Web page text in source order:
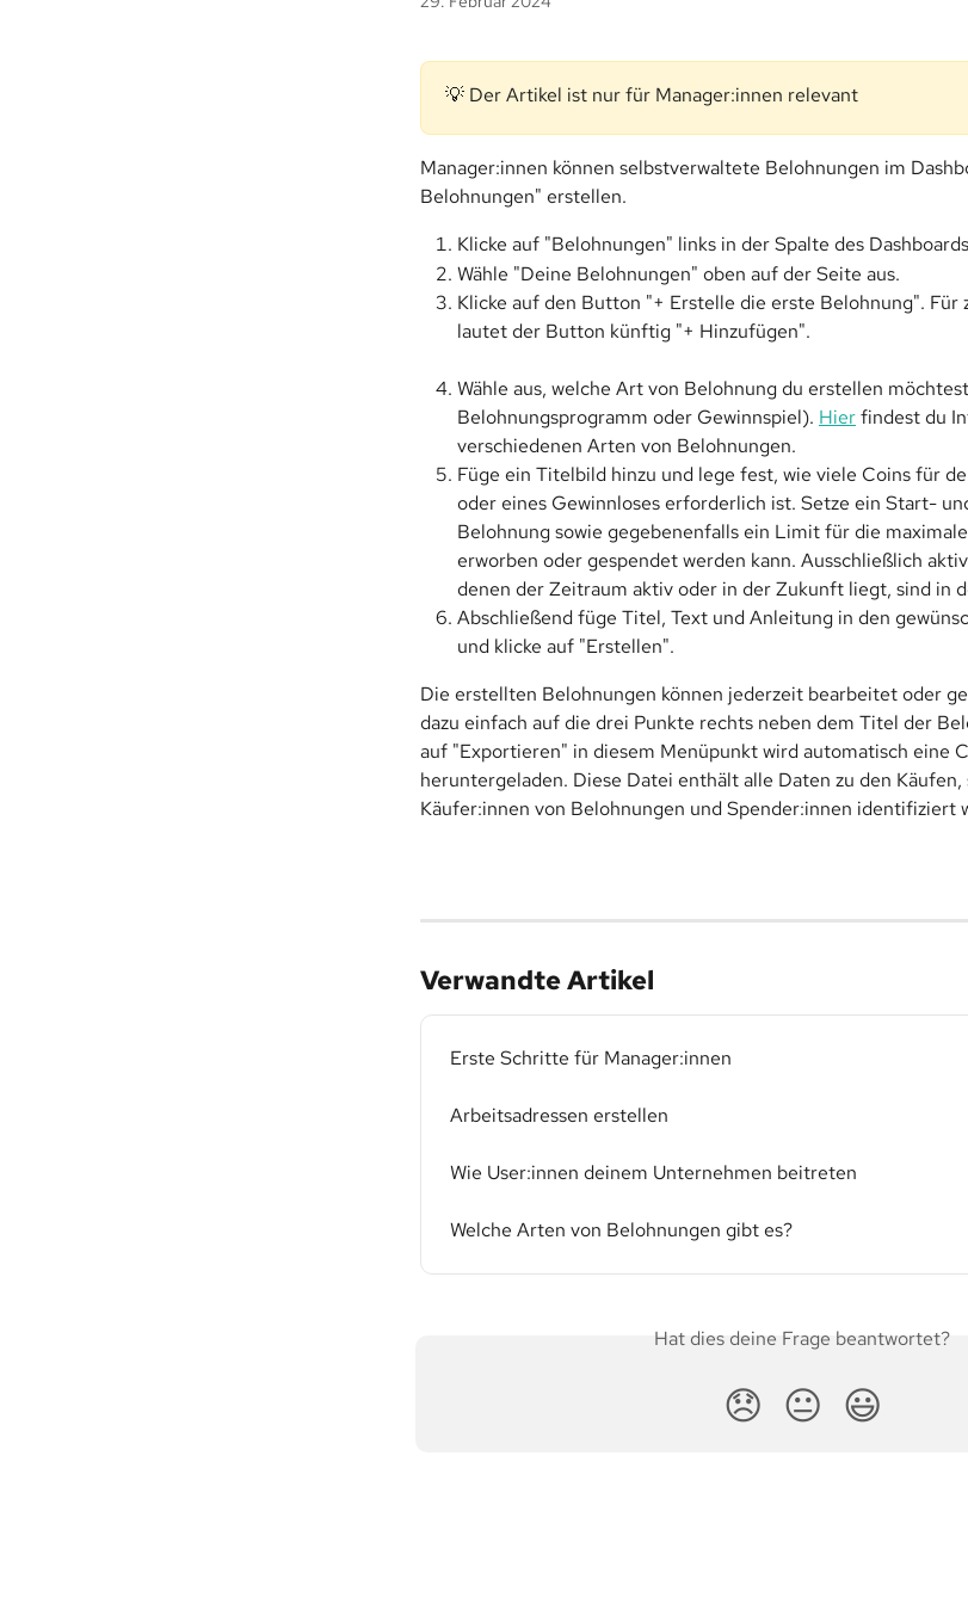
💡 Der Artikel ist nur für Manager:innen relevant
Manager:innen können selbstverwaltete Belohnungen im
Belohnungen" erstellen.
Klicke auf "Belohnungen" links in der Spalte des
Wähle "Deine Belohnungen" oben auf der Seite aus.
Klicke auf den Button "+ Erstelle die erste Belohnung". Für
lautet der Button künftig "+ Hinzufügen".
Wähle aus, welche Art von Belohnung du erstellen
Belohnungsprogramm oder Gewinnspiel). Hier findest du
verschiedenen Arten von Belohnungen.
Füge ein Titelbild hinzu und lege fest, wie viele Coins für
oder eines Gewinnloses erforderlich ist. Setze ein Start-
Belohnung sowie gegebenenfalls ein Limit für die
erworben oder gespendet werden kann. Ausschließlich
denen der Zeitraum aktiv oder in der Zukunft liegt, sind in
Abschließend füge Titel, Text und Anleitung in den
und klicke auf "Erstellen".
Die erstellten Belohnungen können jederzeit bearbeitet oder
dazu einfach auf die drei Punkte rechts neben dem Titel der
auf "Exportieren" in diesem Menüpunkt wird automatisch eine
heruntergeladen. Diese Datei enthält alle Daten zu den Käufen,
Käufer:innen von Belohnungen und Spender:innen identifiziert
Verwandte Artikel
Erste Schritte für Manager:innen
Arbeitsadressen erstellen
Wie User:innen deinem Unternehmen beitreten
Welche Arten von Belohnungen gibt es?
Hat dies deine Frage beantwortet?
😞 😐 😃